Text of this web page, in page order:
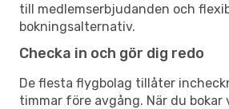
till medlemserbjudanden och
bokningsalternativ.
Checka in och gör dig redo
De flesta flygbolag tillåter
timmar före avgång. När du bokar